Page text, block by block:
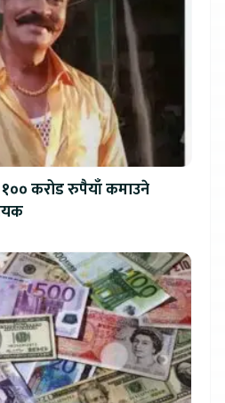
१०० करोड रुपैयाँ कमाउने